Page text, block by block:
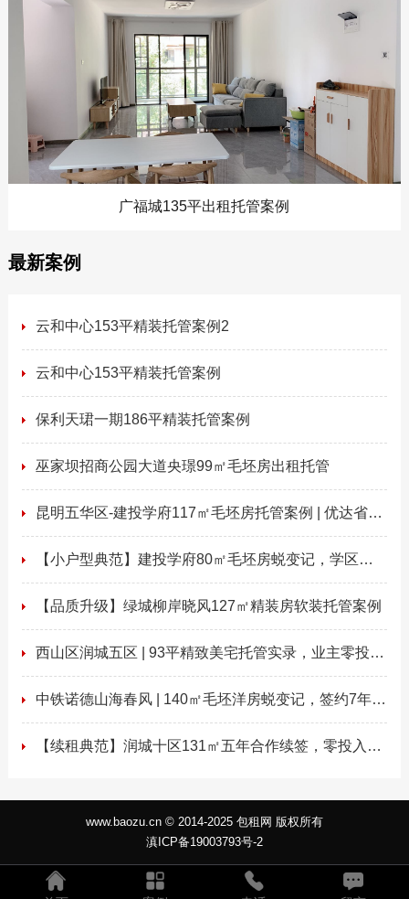
广福城135平出租托管案例
最新案例
云和中心153平精装托管案例2
云和中心153平精装托管案例
保利天珺一期186平精装托管案例
巫家坝招商公园大道央璟99㎡毛坯房出租托管
昆明五华区-建投学府117㎡毛坯房托管案例 | 优达省心
租
【小户型典范】建投学府80㎡毛坯房蜕变记，学区房
精准定位创收 ...
【品质升级】绿城柳岸晓风127㎡精装房软装托管案例
西山区润城五区 | 93平精致美宅托管实录，业主零投入
年享1 ...
中铁诺德山海春风 | 140㎡毛坯洋房蜕变记，签约7年，
业主 ...
【续租典范】润城十区131㎡五年合作续签，零投入升
www.baozu.cn © 2014-2025 包租网 版权所有
滇ICP备19003793号-2